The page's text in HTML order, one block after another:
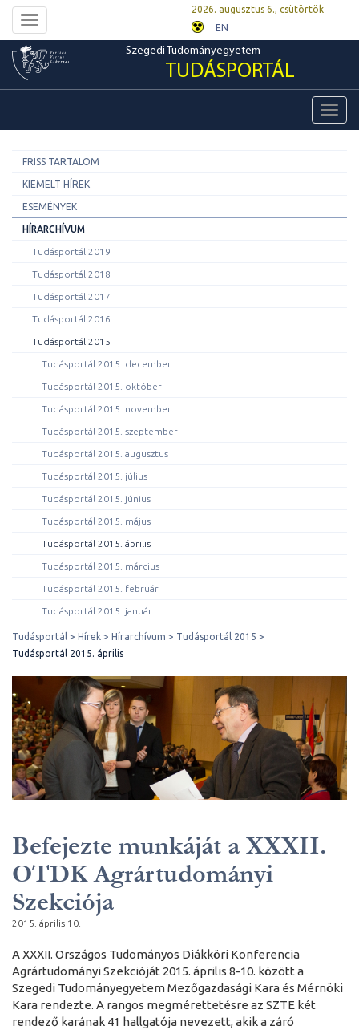
Toggle
navigation
2026. augusztus 6., csütörtök
EN
Szegedi Tudományegyetem
TUDÁSPORTÁL
FRISS TARTALOM
KIEMELT HÍREK
ESEMÉNYEK
HÍRARCHÍVUM
Tudásportál 2019
Tudásportál 2018
Tudásportál 2017
Tudásportál 2016
Tudásportál 2015
Tudásportál 2015. december
Tudásportál 2015. október
Tudásportál 2015. november
Tudásportál 2015. szeptember
Tudásportál 2015. augusztus
Tudásportál 2015. július
Tudásportál 2015. június
Tudásportál 2015. május
Tudásportál 2015. április
Tudásportál 2015. március
Tudásportál 2015. február
Tudásportál 2015. január
Tudásportál Hírek Hírarchívum
Tudásportál 2015
Tudásportál 2015. április
Befejezte munkáját a XXXII.
OTDK Agrártudományi
Szekciója
2015. április 10.
A XXXII. Országos Tudományos Diákköri Konferencia
Agrártudományi Szekcióját 2015. április 8-10. között a
Szegedi Tudományegyetem Mezőgazdasági Kara és Mérnöki
Kara rendezte. A rangos megmérettetésre az SZTE két
rendező karának 41 hallgatója nevezett, akik a záró